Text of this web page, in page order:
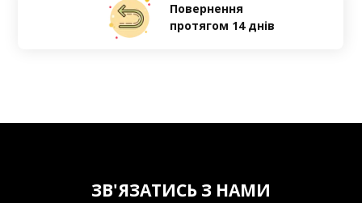
Повернення
протягом 14 днів
ЗВ'ЯЗАТИСЬ З НАМИ